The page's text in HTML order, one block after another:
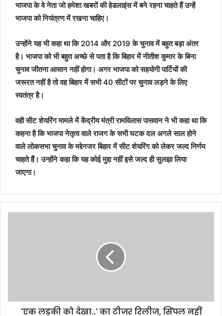
भाजपा के वे नेता जो हमेशा खबरों की हेडलाइंस में बने रहना चाहते हैं उन्हें
भाजपा को नियंत्रण में रखना चाहिए।
उन्होंने यह भी कहा था कि 2014 और 2019 के चुनाव में बहुत बड़ा अंतर
है। भाजपा को भी बहुत अच्छे से पता है कि बिहार में नीतीश कुमार के बिना
चुनाव जीतना आसान नहीं होगा। अगर भाजपा को सहयोगी पार्टियों की
जरूरत नहीं है तो वह बिहार में सभी 40 सीटों पर चुनाव लड़ने के लिए
स्वतंत्र है।
वही सीट शेयरिंग मामले में केंद्रीय मंत्री रामविलास पासवान ने भी कहा था कि
कहना है कि भाजपा नेतृत्व वाले राजग के सभी घटक दल अगले साल होने
वाले लोकसभा चुनाव के मद्देनजर बिहार में सीट शेयरिंग को लेकर जल्द निर्णय
चाहते हैं। उन्होंने कहा कि यह कोई मुद्दा नहीं इसे जल्द ही सुलझा लिया
जाएगा।
'एक लड़की को देखा..' का टीजर रिलीज, सिंपल नहीं